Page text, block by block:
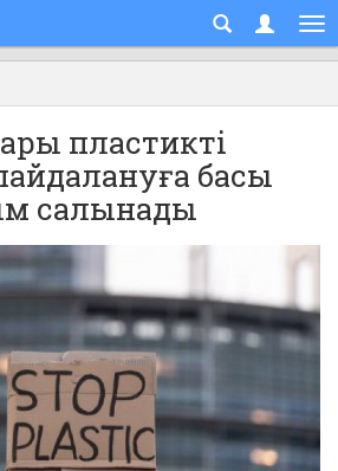
пластикті
басы
салынады